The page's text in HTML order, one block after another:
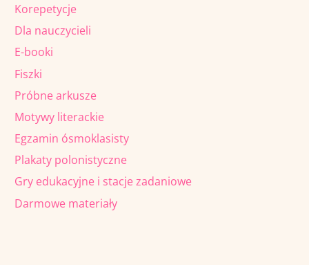
Korepetycje
Dla nauczycieli
E-booki
Fiszki
Próbne arkusze
Motywy literackie
Egzamin ósmoklasisty
Plakaty polonistyczne
Gry edukacyjne i stacje zadaniowe
Darmowe materiały